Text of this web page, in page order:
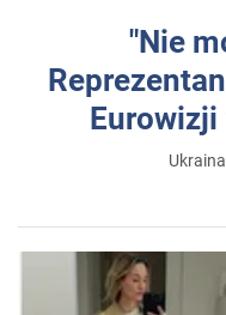
"Nie